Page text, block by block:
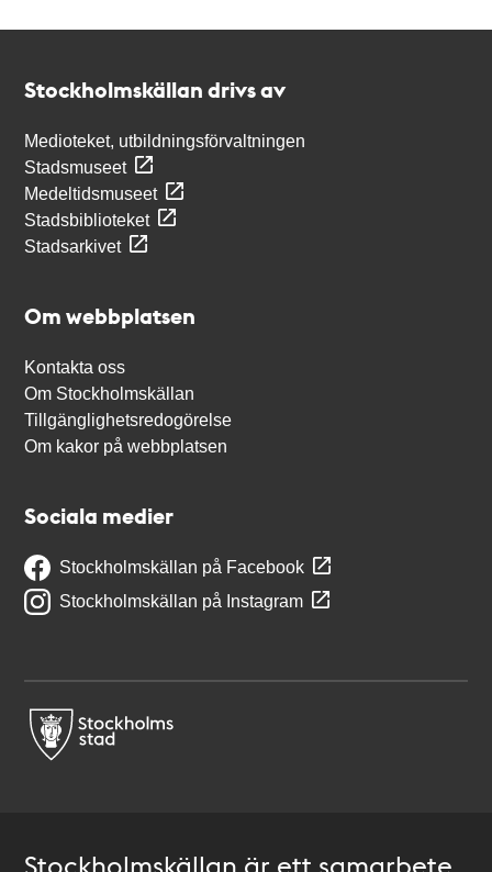
Stockholmskällan drivs av
Medioteket, utbildningsförvaltningen
Stadsmuseet
Medeltidsmuseet
Stadsbiblioteket
Stadsarkivet
Om webbplatsen
Kontakta oss
Om Stockholmskällan
Tillgänglighetsredogörelse
Om kakor på webbplatsen
Sociala medier
Stockholmskällan på Facebook
Stockholmskällan på Instagram
Stockholmskällan är ett samarbete